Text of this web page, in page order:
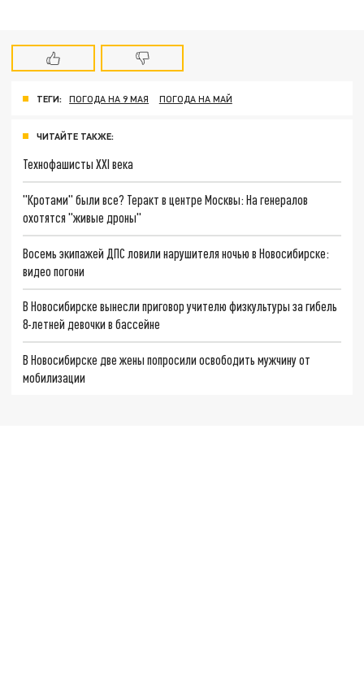
ТЕГИ: ПОГОДА НА 9 МАЯ ПОГОДА НА МАЙ
ЧИТАЙТЕ ТАКЖЕ:
Технофашисты XXI века
"Кротами" были все? Теракт в центре Москвы: На генералов
охотятся "живые дроны"
Восемь экипажей ДПС ловили нарушителя ночью в Новосибирске:
видео погони
В Новосибирске вынесли приговор учителю физкультуры за гибель
8-летней девочки в бассейне
В Новосибирске две жены попросили освободить мужчину от
мобилизации